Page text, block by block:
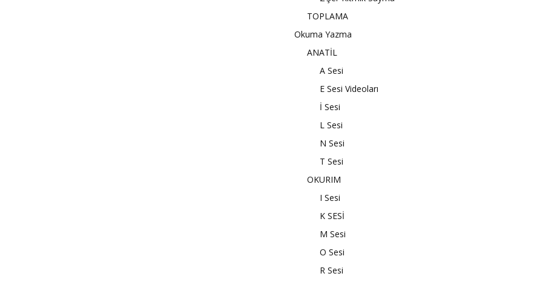
TOPLAMA
Okuma Yazma
ANATİL
A Sesi
E Sesi Videoları
İ Sesi
L Sesi
N Sesi
T Sesi
OKURIM
I Sesi
K SESİ
M Sesi
O Sesi
R Sesi